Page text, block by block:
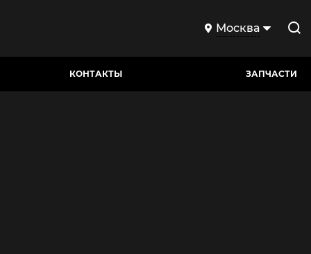
Москва
КОНТАКТЫ ЗАПЧАСТИ